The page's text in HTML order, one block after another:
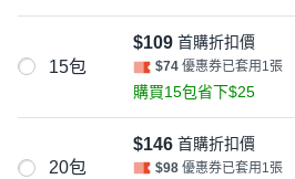
15包
$109 首購折扣價
$74 優惠券已套用1張
購買15包省下$25
20包
$146 首購折扣價
$98 優惠券已套用1張